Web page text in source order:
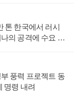
톤 한국에서 러시
의 공격에 수요 늘
풍력 프로젝트 동
명령 내려